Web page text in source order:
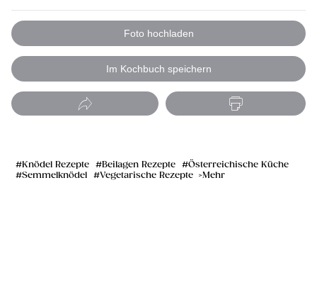
Foto hochladen
Im Kochbuch speichern
Knödel Rezepte Beilagen Rezepte
Österreichische Küche
Semmelknödel
Vegetarische Rezepte Mehr